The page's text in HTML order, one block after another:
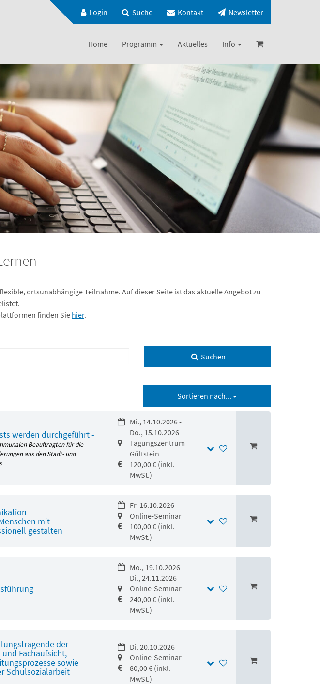
Login Suche Kontakt Newsletter
Home Programm Aktuelles Info
ortsunabhängige Teilnahme. Auf dieser Seite ist das aktuelle Angebot zu
finden Sie hier.
Suchen
Sortieren nach...
werden durchgeführt -
Beauftragten für die
aus den Stadt- und
Mi., 14.10.2026 -
Do., 15.10.2026
Tagungszentrum
Gültstein
120,00 € (inkl.
MwSt.)
–
mit
gestalten
Fr. 16.10.2026
Online-Seminar
100,00 € (inkl.
MwSt.)
Mo., 19.10.2026 -
Di., 24.11.2026
Online-Seminar
240,00 € (inkl.
MwSt.)
der
Fachaufsicht,
sowie
Schulsozialarbeit
Di. 20.10.2026
Online-Seminar
80,00 € (inkl.
MwSt.)